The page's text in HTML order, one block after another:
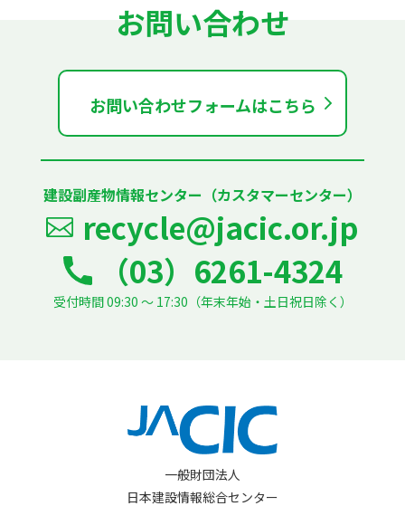
お問い合わせ
お問い合わせフォームはこちら
建設副産物情報センター（カスタマーセンター）
recycle@jacic.or.jp
（03）6261-4324
受付時間 09:30 ～ 17:30（年末年始・土日祝日除く）
一般財団法人
日本建設情報総合センター